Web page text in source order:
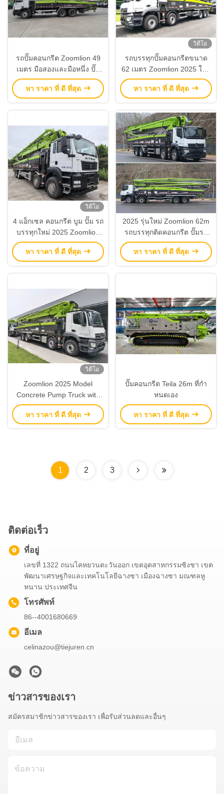
รถปั๊มคอนกรีต Zoomlion 49
เมตร มือสองและมือหนึ่ง ปั๊ม
คอนกรีต แชสซี Mercedes
Benz
หา ราคา ที่ ดี ที่สุด
วิดีโอ
รถบรรทุกปั๊มคอนกรีตขนาด
62 เมตร Zoomlion 2025 ใหม่
พร้อมชาสี Sitrak 11.3Mpa
ประหยัดพลังงานสูง
หา ราคา ที่ ดี ที่สุด
วิดีโอ
4 แอ็กเซล คอนกรีต บูม ปั๊ม รถ
บรรทุกใหม่ 2025 Zoomlion
62 เมตร
หา ราคา ที่ ดี ที่สุด
2025 รุ่นใหม่ Zoomlion 62m
รถบรรทุกติดคอนกรีต ปั๊มรถ
บรรทุกเครื่องจักรก่อสร้าง
หา ราคา ที่ ดี ที่สุด
วิดีโอ
Zoomlion 2025 Model
Concrete Pump Truck with
170 m³/h Output and 405 kW
Engine Power
หา ราคา ที่ ดี ที่สุด
ปั๊มคอนกรีต Teila 26m ที่กํา
หนดเอง
หา ราคา ที่ ดี ที่สุด
1 2 3
ติดต่อเร็ว
ที่อยู่
เลขที่ 1322 ถนนไคหยวนตะวันออก เขตอุตสาหกรรมซิงชา เขต
พัฒนาเศรษฐกิจและเทคโนโลยีฉางซา เมืองฉางซา มณฑลหู
หนาน ประเทศจีน
โทรศัพท์
86--4001680669
อีเมล
celinazou@tiejuren.cn
ข่าวสารของเรา
สมัครสมาชิกข่าวสารของเรา เพื่อรับส่วนลดและอื่นๆ